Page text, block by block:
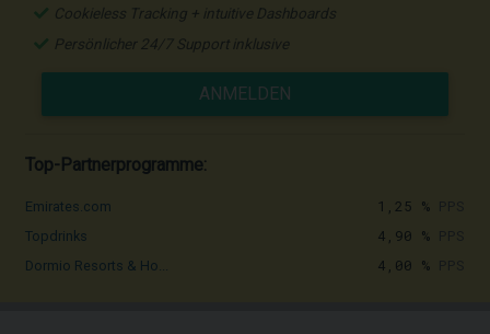
Cookieless Tracking + intuitive Dashboards
Persönlicher 24/7 Support inklusive
ANMELDEN
Top-Partnerprogramme:
Emirates.com 1,25 %
Topdrinks 4,90 %
Dormio Resorts & Ho... 4,00 %